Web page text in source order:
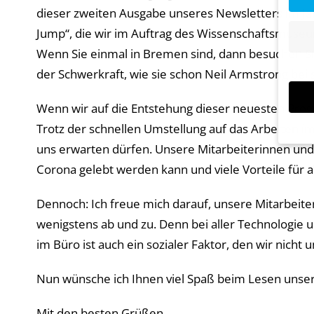
dieser zweiten Ausgabe unseres Newsletters im
Jump“, die wir im Auftrag des
Wenn Sie einmal in Bremen sind, dann besuchen
der Schwerkraft, wie sie schon Neil Armstrong bei
Wenn wir auf die Entstehung dieser neuesten
Trotz der schnellen Umstellung auf das Arbeiten
uns erwarten dürfen. Unsere Mitarbeiterinnen
Corona gelebt werden kann und viele Vorteile für
Dennoch: Ich freue mich darauf, unsere
wenigstens ab und zu. Denn bei aller
im Büro ist auch ein sozialer Faktor, den wir nicht
Nun wünsche ich Ihnen viel Spaß beim Lesen
Wir
und